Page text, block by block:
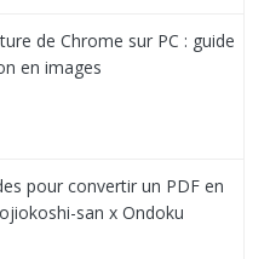
de Chrome sur PC : guide
en images
pour convertir un PDF en
san x Ondoku